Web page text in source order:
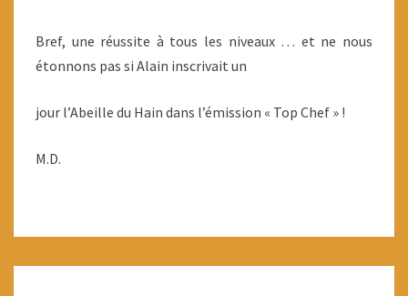
Bref, une réussite à tous les niveaux … et ne nous
étonnons pas si Alain inscrivait un
jour l’Abeille du Hain dans l’émission « Top Chef » !
M.D.